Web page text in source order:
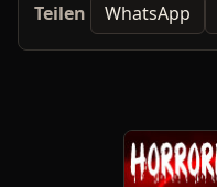
Teilen WhatsApp